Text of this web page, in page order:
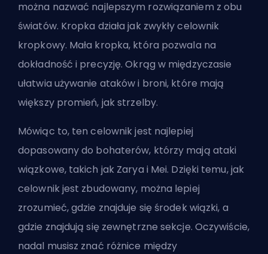
można nazwać najlepszym rozwiązaniem z obu
światów. Kropka działa jak zwykły celownik
kropkowy. Mała kropka, która pozwala na
dokładność i precyzję. Okrąg w międzyczasie
ułatwia używanie ataków i broni, które mają
większy promień, jak strzelby.
Mówiąc to, ten celownik jest najlepiej
dopasowany do bohaterów, którzy mają ataki
wiązkowe, takich jak Zarya i Mei. Dzięki temu, jak
celownik jest zbudowany, można lepiej
zrozumieć, gdzie znajduje się środek wiązki, a
gdzie znajdują się zewnętrzne sekcje. Oczywiście,
nadal musisz znać różnice między